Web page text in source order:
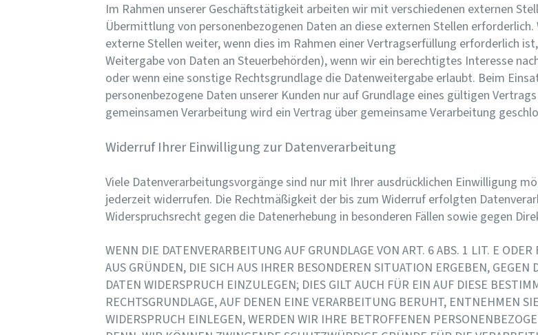
Im Rahmen unserer Geschäftstätigkeit arbeiten wir mit verschiedenen externen
Übermittlung von personenbezogenen Daten an diese externen Stellen
externe Stellen weiter, wenn dies im Rahmen einer Vertragserfüllung erforderlich
Weitergabe von Daten an Steuerbehörden), wenn wir ein berechtigtes Interesse
oder wenn eine sonstige Rechtsgrundlage die Datenweitergabe erlaubt. Beim
personenbezogene Daten unserer Kunden nur auf Grundlage eines gültigen
gemeinsamen Verarbeitung wird ein Vertrag über gemeinsame Verarbeitung
Widerruf Ihrer Einwilligung zur Datenverarbeitung
Viele Datenverarbeitungsvorgänge sind nur mit Ihrer ausdrücklichen Einwilligung
jederzeit widerrufen. Die Rechtmäßigkeit der bis zum Widerruf erfolgten
Widerspruchsrecht gegen die Datenerhebung in besonderen Fällen sowie gegen
WENN DIE DATENVERARBEITUNG AUF GRUNDLAGE VON ART. 6 ABS. 1 LIT. E
AUS GRÜNDEN, DIE SICH AUS IHRER BESONDEREN SITUATION ERGEBEN,
DATEN WIDERSPRUCH EINZULEGEN; DIES GILT AUCH FÜR EIN AUF DIESE
RECHTSGRUNDLAGE, AUF DENEN EINE VERARBEITUNG BERUHT, ENTNEHMEN
WIDERSPRUCH EINLEGEN, WERDEN WIR IHRE BETROFFENEN